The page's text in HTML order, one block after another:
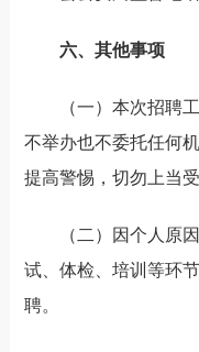
六、其他事项
（一）本次招聘
不举办也不委托任何
提高警惕，切勿上当受
（二）因个人原
试、体检、培训等环
聘。